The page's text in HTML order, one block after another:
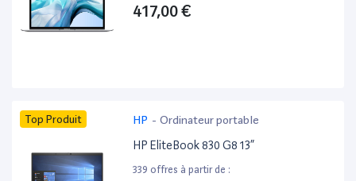
417,00 €
Top Produit HP - Ordinateur portable
HP EliteBook 830 G8 13”
339 offres à partir de :